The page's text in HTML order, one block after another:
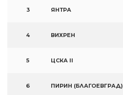
3 ЯНТРА
4 ВИХРЕН
5 ЦСКА II
6 ПИРИН (БЛАГОЕВГРАД)